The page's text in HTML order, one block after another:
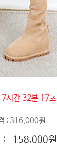
시간 32분 15초
: 316,000원
: 158,000원